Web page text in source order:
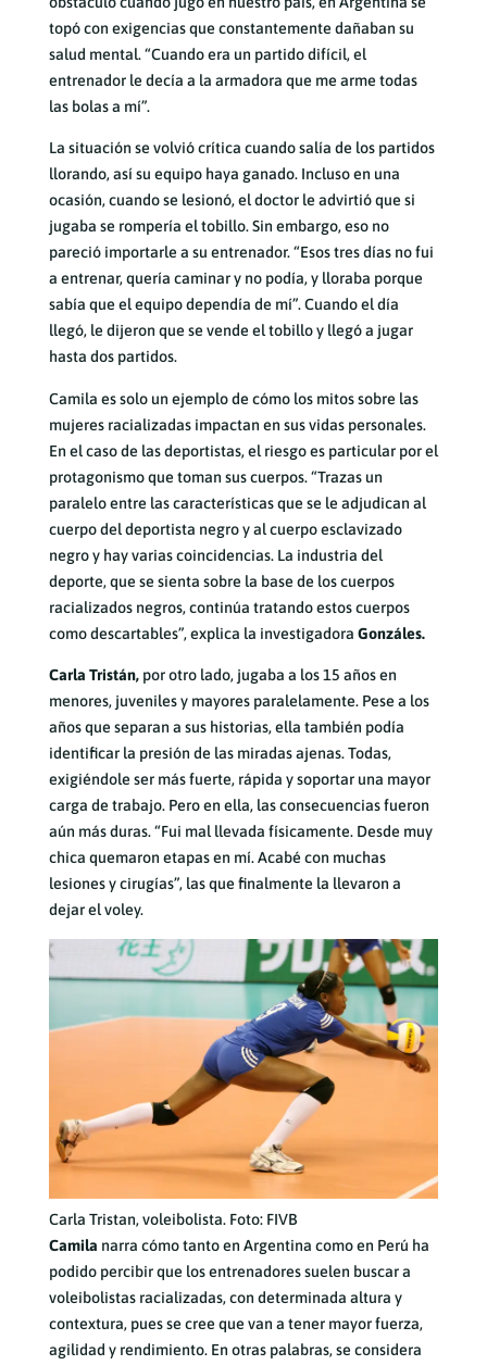
topó con exigencias que constantemente dañaban su
salud mental. “Cuando era un partido difícil, el
entrenador le decía a la armadora que me arme todas
las bolas a mí”.
La situación se volvió crítica cuando salía de los partidos
llorando, así su equipo haya ganado. Incluso en una
ocasión, cuando se lesionó, el doctor le advirtió que si
jugaba se rompería el tobillo. Sin embargo, eso no
pareció importarle a su entrenador. “Esos tres días no fui
a entrenar, quería caminar y no podía, y lloraba porque
sabía que el equipo dependía de mí”. Cuando el día
llegó, le dijeron que se vende el tobillo y llegó a jugar
hasta dos partidos.
Camila es solo un ejemplo de cómo los mitos sobre las
mujeres racializadas impactan en sus vidas personales.
En el caso de las deportistas, el riesgo es particular por el
protagonismo que toman sus cuerpos. “Trazas un
paralelo entre las características que se le adjudican al
cuerpo del deportista negro y al cuerpo esclavizado
negro y hay varias coincidencias. La industria del
deporte, que se sienta sobre la base de los cuerpos
racializados negros, continúa tratando estos cuerpos
como descartables”, explica la investigadora Gonzáles.
Carla Tristán,por otro lado, jugaba a los 15 años en
menores, juveniles y mayores paralelamente. Pese a los
años que separan a sus historias, ella también podía
identificar la presión de las miradas ajenas. Todas,
exigiéndole ser más fuerte, rápida y soportar una mayor
carga de trabajo. Pero en ella, las consecuencias fueron
aún más duras. “Fui mal llevada físicamente. Desde muy
chica quemaron etapas en mí. Acabé con muchas
lesiones y cirugías”, las que finalmente la llevaron a
dejar el voley.
Carla Tristan, voleibolista. Foto: FIVB
Camila narra cómo tanto en Argentina como en Perú ha
podido percibir que los entrenadores suelen buscar a
voleibolistas racializadas, con determinada altura y
contextura, pues se cree que van a tener mayor fuerza,
agilidad y rendimiento. En otras palabras, se considera